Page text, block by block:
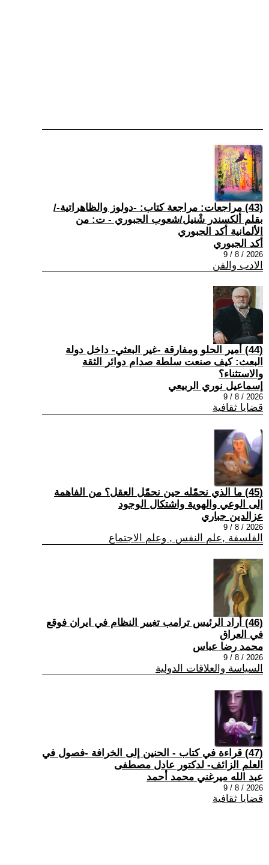
(43) مراجعات: مراجعة كتاب: -دولوز والظاهراتية-/
بقلم ألكسندر شْنيل/شعوب الجبوري - ت: من
الألمانية أكد الجبوري
أكد الجبوري
2026 / 8 / 9
الادب والفن
(44) أمير الحلو ومفارقة -غير البعثي- داخل دولة
البعث: كيف صنعت سلطة صدام دوائر الثقة
والاستثناء؟
إسماعيل نوري الربيعي
2026 / 8 / 9
قضايا ثقافية
(45) ما الذي نحمّله حين نحمّل العقل؟ من الفاهمة
إلى الوعي والهوية واشتكال الوجود
عزالدين جباري
2026 / 8 / 9
الفلسفة ,علم النفس , وعلم الاجتماع
(46) أراد الرئيس ترامب تغيير النظام في ايران فوقع
في العراق
محمد رضا عباس
2026 / 8 / 9
السياسة والعلاقات الدولية
(47) قراءة في كتاب - الحنين إلى الخرافة -فصول في
العلم الزائف- لدكتور عادل مصطفى
عبد الله ميرغني محمد أحمد
2026 / 8 / 9
قضايا ثقافية